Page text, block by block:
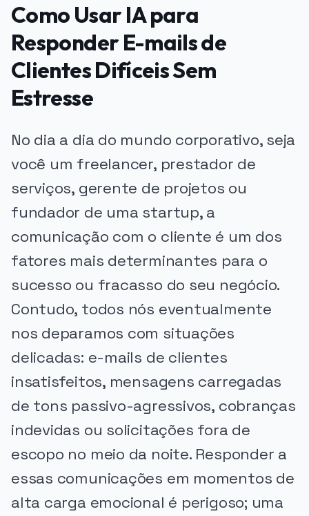
Como Usar IA para
Responder E-mails de
Clientes Difíceis Sem
Estresse
No dia a dia do mundo corporativo, seja
você um freelancer, prestador de
serviços, gerente de projetos ou
fundador de uma startup, a
comunicação com o cliente é um dos
fatores mais determinantes para o
sucesso ou fracasso do seu negócio.
Contudo, todos nós eventualmente
nos deparamos com situações
delicadas: e-mails de clientes
insatisfeitos, mensagens carregadas
de tons passivo-agressivos, cobranças
indevidas ou solicitações fora de
escopo no meio da noite. Responder a
essas comunicações em momentos de
alta carga emocional é perigoso; uma